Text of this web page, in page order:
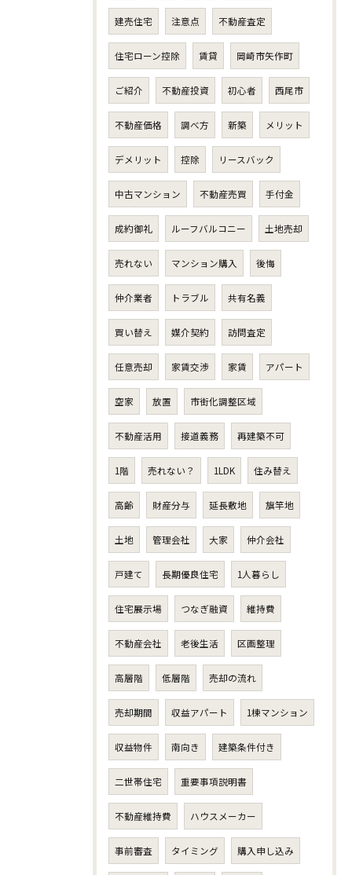
建売住宅 注意点 不動産査定
住宅ローン控除 賃貸 岡崎市矢作町
ご紹介 不動産投資 初心者 西尾市
不動産価格 調べ方 新築 メリット
デメリット 控除 リースバック
中古マンション 不動産売買 手付金
成約御礼 ルーフバルコニー 土地売却
売れない マンション購入 後悔
仲介業者 トラブル 共有名義
買い替え 媒介契約 訪問査定
任意売却 家賃交渉 家賃 アパート
空家 放置 市街化調整区域
不動産活用 接道義務 再建築不可
1階 売れない？ 1LDK 住み替え
高齢 財産分与 延長敷地 旗竿地
土地 管理会社 大家 仲介会社
戸建て 長期優良住宅 1人暮らし
住宅展示場 つなぎ融資 維持費
不動産会社 老後生活 区画整理
高層階 低層階 売却の流れ
売却期間 収益アパート 1棟マンション
収益物件 南向き 建築条件付き
二世帯住宅 重要事項説明書
不動産維持費 ハウスメーカー
事前審査 タイミング 購入申し込み